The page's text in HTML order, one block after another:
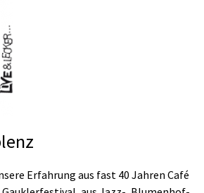
Erfahrung aus fast 40 Jahren Café